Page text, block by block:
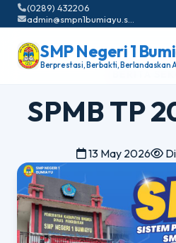
(0289) 432206
SMP Negeri 1
Berprestasi, Berbakti, Berlandaskan
SPMB TP
13 May 2026